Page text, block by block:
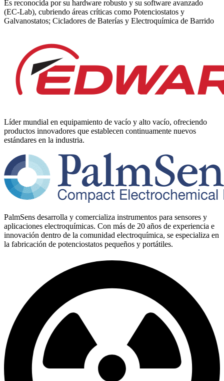
Es reconocida por su hardware robusto y su software avanzado
(EC-Lab), cubriendo áreas críticas como Potenciostatos y
Galvanostatos; Cicladores de Baterías y Electroquímica de Barrido
Líder mundial en equipamiento de vacío y alto vacío, ofreciendo
productos innovadores que establecen continuamente nuevos
estándares en la industria.
PalmSens desarrolla y comercializa instrumentos para sensores y
aplicaciones electroquímicas. Con más de 20 años de experiencia e
innovación dentro de la comunidad electroquímica, se especializa en
la fabricación de potenciostatos pequeños y portátiles.